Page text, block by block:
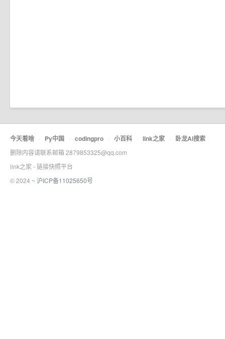
今天看啥 · Py中国 · codingpro · 小百科 · link之家 · 卧龙AI搜索
删除内容请联系邮箱 2879853325@qq.com
link之家 - 链接快照平台
© 2024 ~ 沪ICP备11025650号